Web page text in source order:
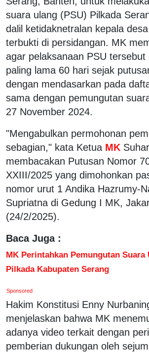
suara ulang (PSU) Pilkada
dalil ketidaknetralan kepala
terbukti di persidangan. MK
agar pelaksanaan PSU tersebut
paling lama 60 hari sejak
dengan mendasarkan pada
sama dengan pemungutan
27 November 2024.
"Mengabulkan permohonan
sebagian," kata Ketua MK
membacakan Putusan Nomor
XXIII/2025 yang dimohonkan
nomor urut 1 Andika Hazrumy-
Supriatna di Gedung I MK,
(24/2/2025).
Baca Juga :
MK Perintahkan Pemungutan Suara
Pilkada Kabupaten Serang
Sponsored
Hakim Konstitusi Enny
menjelaskan bahwa MK
adanya video terkait dengan
pemberian dukungan oleh